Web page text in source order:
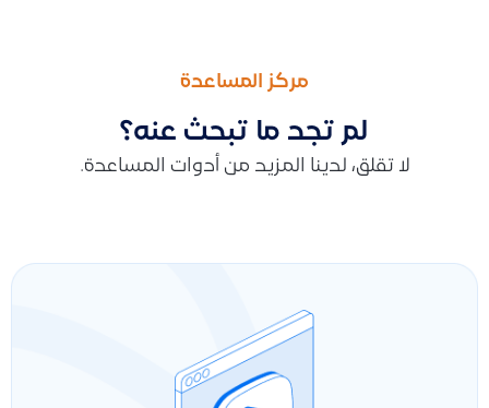
مركز المساعدة
لم تجد ما تبحث عنه؟
لا تقلق، لدينا المزيد من أدوات المساعدة.